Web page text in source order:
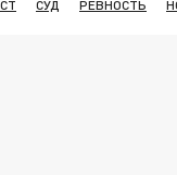
СУД РЕВНОСТЬ